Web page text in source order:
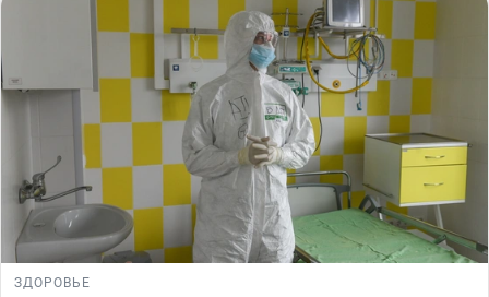
ЗДОРОВЬЕ